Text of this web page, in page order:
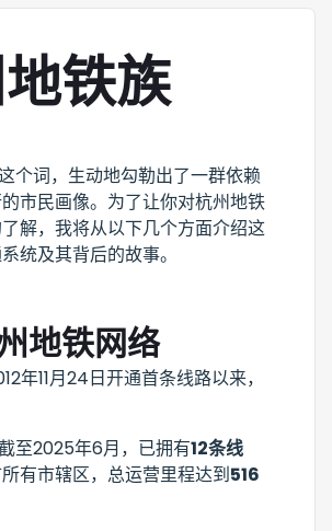
铁族
个词，生动地勾勒出了一群依赖
市民画像。为了让你对杭州地铁
解，我将从以下几个方面介绍这
统及其背后的故事。
地铁网络
年11月24日开通首条线路以来，
至2025年6月，已拥有12条线
有市辖区，总运营里程达到516